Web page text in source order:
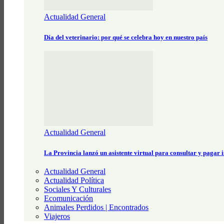
Actualidad General
Día del veterinario: por qué se celebra hoy en nuestro país
Actualidad General
La Provincia lanzó un asistente virtual para consultar y pagar
Actualidad General
Actualidad Política
Sociales Y Culturales
Ecomunicación
Animales Perdidos | Encontrados
Viajeros